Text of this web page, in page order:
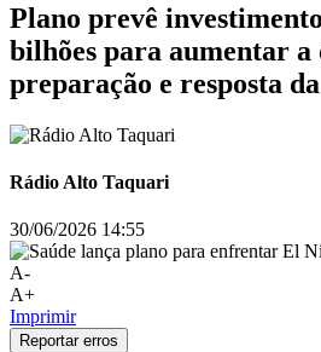
Plano prevê
bilhões para aumentar a
preparação e resposta
Rádio Alto Taquari
30/06/2026 14:55
A-
A+
Imprimir
Reportar erros